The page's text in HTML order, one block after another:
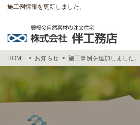
施工例情報を更新しました。
HOME お知らせ 施工事例を追加しました。